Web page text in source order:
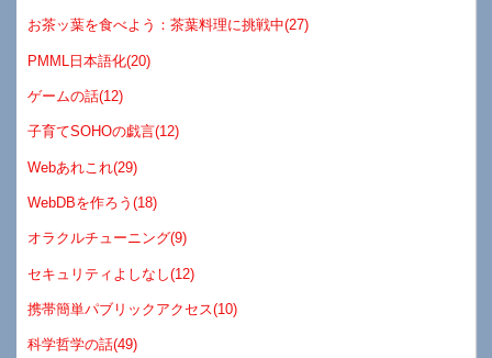
お茶ッ葉を食べよう：茶葉料理に挑戦中(27)
PMML日本語化(20)
ゲームの話(12)
子育てSOHOの戯言(12)
Webあれこれ(29)
WebDBを作ろう(18)
オラクルチューニング(9)
セキュリティよしなし(12)
携帯簡単パブリックアクセス(10)
科学哲学の話(49)